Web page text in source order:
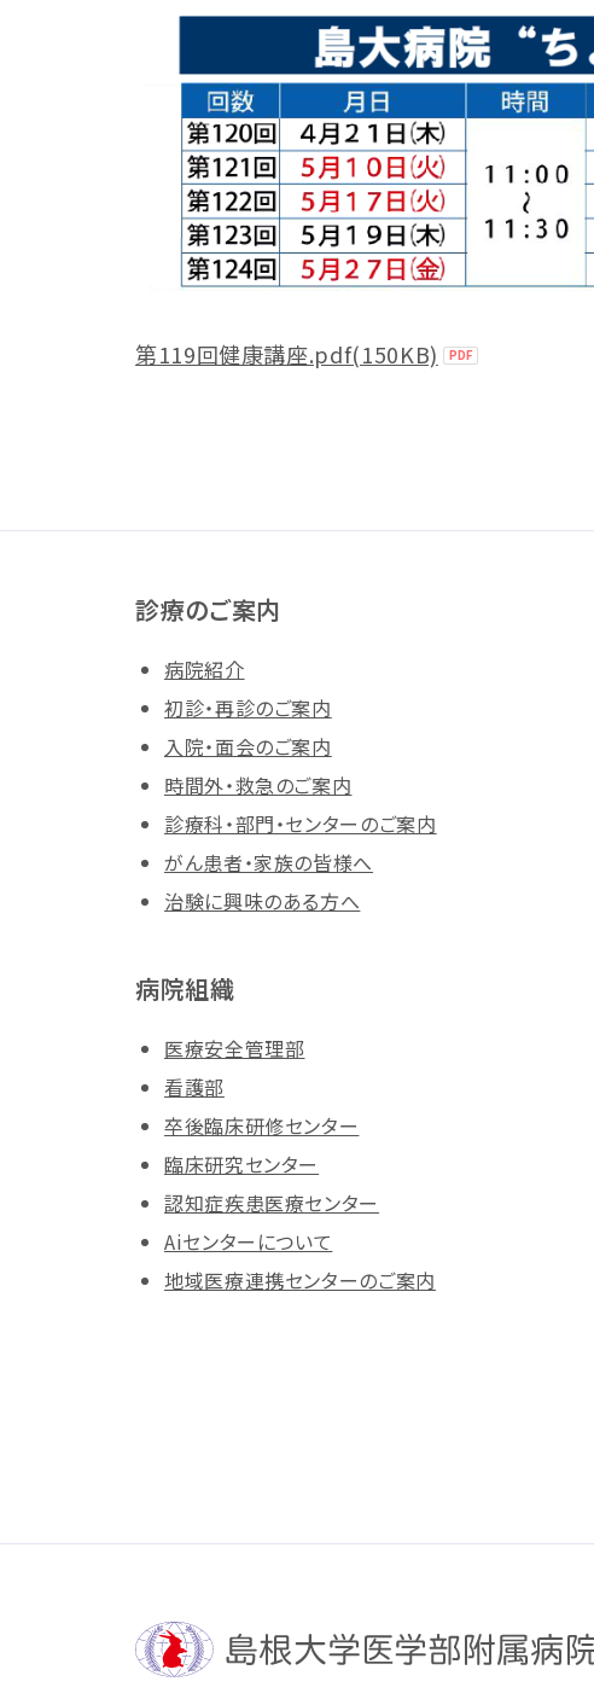
第119回健康講座.pdf(150KB)
診療のご案内
病院紹介
初診・再診のご案内
入院・面会のご案内
時間外・救急のご案内
診療科・部門・センターのご案内
がん患者・家族の皆様へ
治験に興味のある方へ
病院組織
医療安全管理部
看護部
卒後臨床研修センター
臨床研究センター
認知症疾患医療センター
Aiセンターについて
地域医療連携センターのご案内